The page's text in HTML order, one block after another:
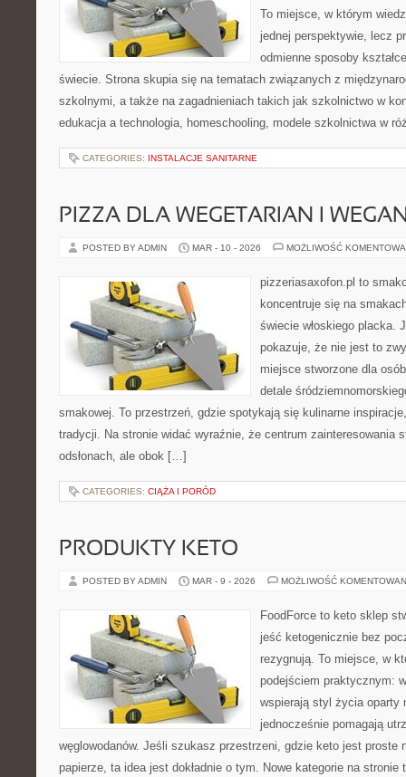
To miejsce, w którym
jednej perspektywie, lecz
odmienne sposoby
świecie. Strona skupia się na tematach związanych z
szkolnymi, a także na zagadnieniach takich jak szkolnictwo w
edukacja a technologia, homeschooling, modele szkolnictwa w
CATEGORIES: INSTALACJE SANITARNE
PIZZA DLA WEGETARIAN I
POSTED BY ADMIN MAR - 10 - 2026 MOŻLIWOŚĆ
pizzeriasaxofon.pl to
koncentruje się na
świecie włoskiego placka.
pokazuje, że nie jest to
miejsce stworzone dla
detale
smakowej. To przestrzeń, gdzie spotykają się kulinarne
tradycji. Na stronie widać wyraźnie, że centrum zainteresowania
odsłonach, ale obok […]
CATEGORIES: CIĄŻA I PORÓD
PRODUKTY KETO
POSTED BY ADMIN MAR - 9 - 2026 MOŻLIWOŚĆ
FoodForce to keto sklep
jeść ketogenicznie bez
rezygnują. To miejsce, w
podejściem praktycznym:
wspierają styl życia oparty
jednocześnie pomagają
węglowodanów. Jeśli szukasz przestrzeni, gdzie keto jest proste
papierze, ta idea jest dokładnie o tym. Nowe kategorie na